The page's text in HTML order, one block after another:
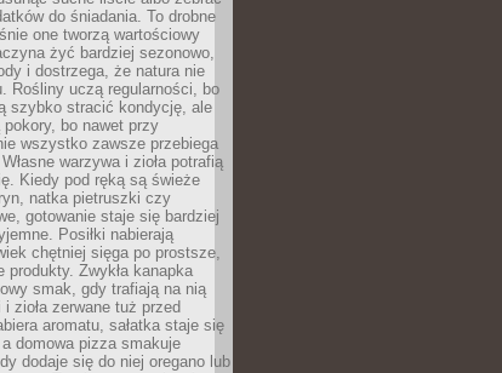
do śniadania. To drobne
one tworzą wartościowy
żyć bardziej sezonowo,
i dostrzega, że natura nie
Rośliny uczą regularności, bo
szybko stracić kondycję, ale
bo nawet przy
wszystko zawsze przebiega
warzywa i zioła potrafią
Kiedy pod ręką są świeże
natka pietruszki czy
gotowanie staje się bardziej
Posiłki nabierają
chętniej sięga po prostsze,
produkty. Zwykła kanapka
smak, gdy trafiają na nią
zioła zerwane tuż przed
aromatu, sałatka staje się
domowa pizza smakuje
dodaje się do niej oregano lub